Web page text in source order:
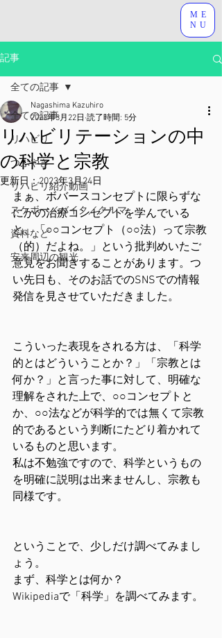
ME
NU
記事
全ての記事
リハビリ
つぶやき
リハビリ紹介動画
スケボー／バイク／クルマ
資料など
安来周辺の観光
全ての記事
リハビリテーションの中
の科学と宗教
Nagashima Kazuhiro
2023年3月22日 読了時間: 5分
更新日：2023年3月24日
まぁ、ボバースコンセプトに限らずな
にかの治療コンセプトを学んでいる
と、「○○コンセプト（○○法）って宗教
（的）だよね。」という批判めいたご
意見をお聞きすることがあります。つ
い先日も、そのお話でのSNSでの情報
発信を見させていただきました。
こういった表現をされる方は、「科学
的とはどういうことか？」「宗教とは
何か？」と言った事に対して、明確な
理解をされた上で、○○コンセプトと
か、○○法などが科学的では無くて宗教
的であるという判断にたどり着かれて
いるものと思います。
私は不勉強ですので、科学というもの
を明確に説明は出来ませんし、宗教も
同様です。
ということで、少しだけ調べてみまし
ょう。
まず、科学とは何か？
Wikipediaで「科学」を調べてみます。